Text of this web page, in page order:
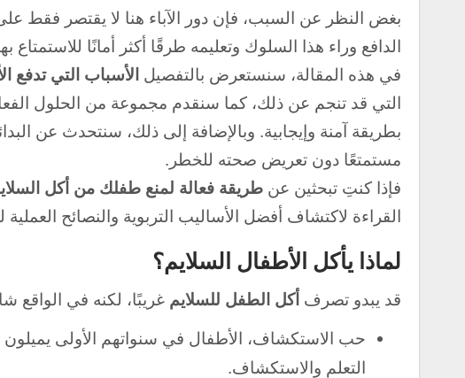
بغض النظر عن السبب، فإن دور الآباء هنا لا يقتصر فقط
الدافع وراء هذا السلوك وتعليمه طرقًا أكثر أمانًا للاستمتاع
في هذه المقالة، سنستعرض بالتفصيل الأسباب التي تدفع
التي قد تنجم عن ذلك، كما سنقدم مجموعة من الحلول
بطريقة آمنة وإيجابية. وبالإضافة إلى ذلك، سنتحدث عن
مستمتعًا دون تعريض صحته للخطر.
فإذا كنتِ تبحثين عن طريقة فعالة لمنع طفلك من أكل
القراءة لاكتشاف أفضل الأساليب التربوية والنصائح
لماذا يأكل الأطفال السلايم؟
قد يبدو تصرف أكل الطفل للسلايم غريبًا، لكنه في الواقع
حب الاستكشاف، الأطفال في سنواتهم الأولى
التعلم والاستكشاف.